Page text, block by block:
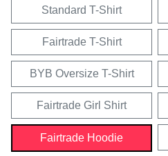
Standard T-Shirt
Fairtrade T-Shirt
BYB Oversize T-Shirt
Fairtrade Girl Shirt
Fairtrade Hoodie